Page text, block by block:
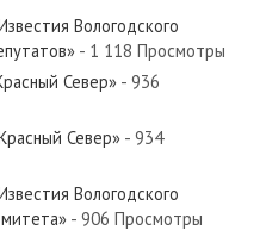
Север»
Север»
Вологодского
- 1 118 Просмотры
Север» - 936
Север» - 934
Вологодского
- 906 Просмотры